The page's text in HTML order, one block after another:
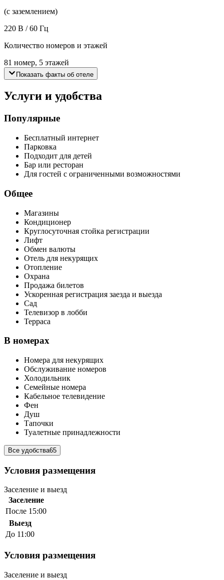
(с заземлением)
220 В / 60 Гц
Количество номеров и этажей
81 номер, 5 этажей
Показать факты об отеле
Услуги и удобства
Популярные
Бесплатный интернет
Парковка
Подходит для детей
Бар или ресторан
Для гостей с ограниченными возможностями
Общее
Магазины
Кондиционер
Круглосуточная стойка регистрации
Лифт
Обмен валюты
Отель для некурящих
Отопление
Охрана
Продажа билетов
Ускоренная регистрация заезда и выезда
Сад
Телевизор в лобби
Терраса
В номерах
Номера для некурящих
Обслуживание номеров
Холодильник
Семейные номера
Кабельное телевидение
Фен
Душ
Тапочки
Туалетные принадлежности
Все удобства65
Условия размещения
Заселение и выезд
Заселение
После 15:00
Выезд
До 11:00
Условия размещения
Заселение и выезд